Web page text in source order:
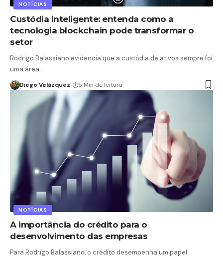
NOTÍCIAS
Custódia inteligente: entenda como a
tecnologia blockchain pode transformar o
setor
Rodrigo Balassiano evidencia que a custódia de ativos sempre foi
uma área…
Diego Velázquez 5 Min de leitura
NOTÍCIAS
A importância do crédito para o
desenvolvimento das empresas
Para Rodrigo Balassiano, o crédito desempenha um papel